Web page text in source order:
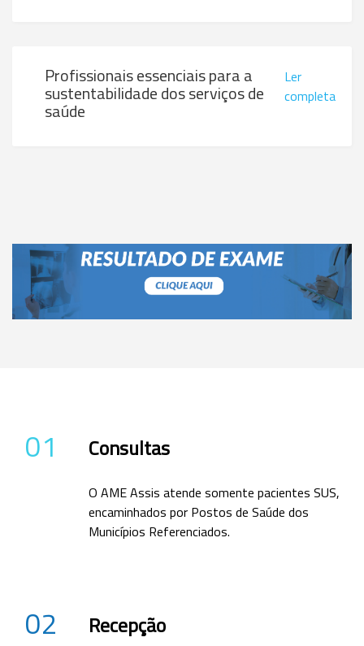
Profissionais essenciais para a
sustentabilidade dos serviços de
saúde
Ler
completa
01 Consultas
O AME Assis atende somente pacientes SUS,
encaminhados por Postos de Saúde dos
Municípios Referenciados.
02 Recepção